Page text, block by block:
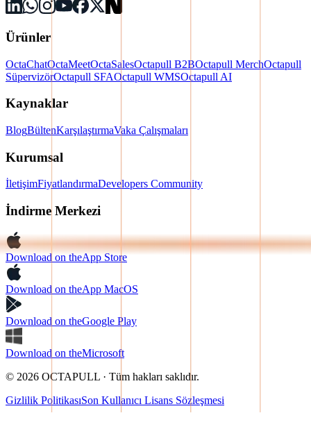
Ürünler
OctaChatOctaMeetOctaSalesOctapull B2BOctapull MerchOctapull
SüpervizörOctapull SFAOctapull WMSOctapull AI
Kaynaklar
BlogBültenKarşılaştırmaVaka Çalışmaları
Kurumsal
İletişimFiyatlandırmaDevelopers Community
İndirme Merkezi
Download on theApp Store
Download on theApp MacOS
Download on theGoogle Play
Download on theMicrosoft
© 2026 OCTAPULL · Tüm hakları saklıdır.
Gizlilik PolitikasıSon Kullanıcı Lisans Sözleşmesi